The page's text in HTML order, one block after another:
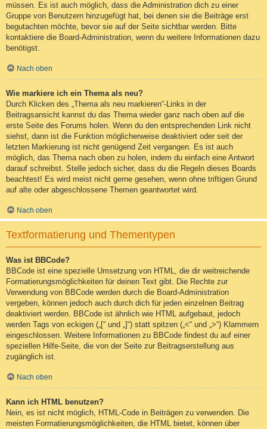
müssen. Es ist auch möglich, dass die Administration dich zu einer
Gruppe von Benutzern hinzugefügt hat, bei denen sie die Beiträge erst
begutachten möchte, bevor sie auf der Seite sichtbar werden. Bitte
kontaktiere die Board-Administration, wenn du weitere Informationen dazu
benötigst.
Nach oben
Wie markiere ich ein Thema als neu?
Durch Klicken des „Thema als neu markieren“-Links in der
Beitragsansicht kannst du das Thema wieder ganz nach oben auf die
erste Seite des Forums holen. Wenn du den entsprechenden Link nicht
siehst, dann ist die Funktion möglicherweise deaktiviert oder seit der
letzten Markierung ist nicht genügend Zeit vergangen. Es ist auch
möglich, das Thema nach oben zu holen, indem du einfach eine Antwort
darauf schreibst. Stelle jedoch sicher, dass du die Regeln dieses Boards
beachtest! Es wird meist nicht gerne gesehen, wenn ohne triftigen Grund
auf alte oder abgeschlossene Themen geantwortet wird.
Nach oben
Textformatierung und Thementypen
Was ist BBCode?
BBCode ist eine spezielle Umsetzung von HTML, die dir weitreichende
Formatierungsmöglichkeiten für deinen Text gibt. Die Rechte zur
Verwendung von BBCode werden durch die Board-Administration
vergeben, können jedoch auch durch dich für jeden einzelnen Beitrag
deaktiviert werden. BBCode ist ähnlich wie HTML aufgebaut, jedoch
werden Tags von eckigen („[“ und „]“) statt spitzen („<“ und „>“) Klammern
eingeschlossen. Weitere Informationen zu BBCode findest du auf einer
speziellen Hilfe-Seite, die von der Seite zur Beitragserstellung aus
zugänglich ist.
Nach oben
Kann ich HTML benutzen?
Nein, es ist nicht möglich, HTML-Code in Beiträgen zu verwenden. Die
meisten Formatierungsmöglichkeiten, die HTML bietet, können über